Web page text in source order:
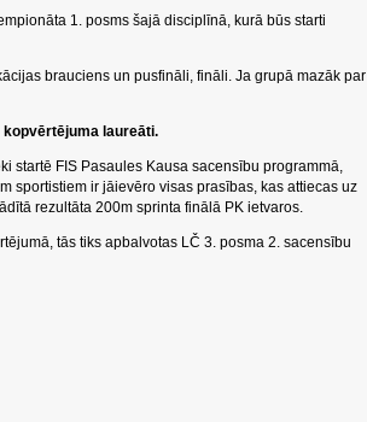
1. posms šajā disciplīnā, kurā būs starti
brauciens un pusfināli, fināli. Ja grupā mazāk par
kopvērtējuma laureāti.
startē FIS Pasaules Kausa sacensību programmā,
sportistiem ir jāievēro visas prasības, kas attiecas uz
rezultāta 200m sprinta finālā PK ietvaros.
tās tiks apbalvotas LČ 3. posma 2. sacensību